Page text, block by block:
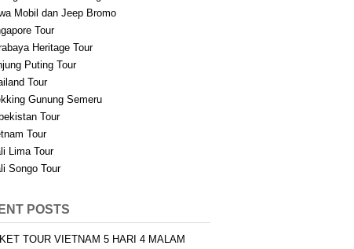
Mobil dan Jeep Bromo
Tour
Heritage Tour
Puting Tour
Tour
Gunung Semeru
Tour
Tour
Lima Tour
Songo Tour
POSTS
TOUR VIETNAM 5 HARI 4 MALAM